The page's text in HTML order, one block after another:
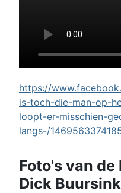
https://
is-toch-die-man-op-
loopt-er-misschien-
langs-/
Foto's van
Dick Buursink